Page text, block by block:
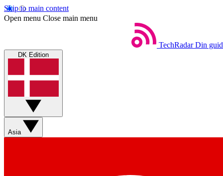
Skip to main content
Open menu Close main menu
TechRadar Din
DK Edition
Asia